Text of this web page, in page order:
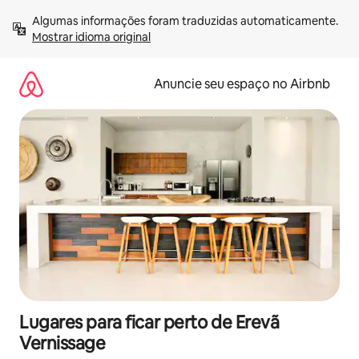
para
Mostrar idioma original
Anuncie seu espaço no Airbnb
Lugares para ficar perto de Erevã
Vernissage